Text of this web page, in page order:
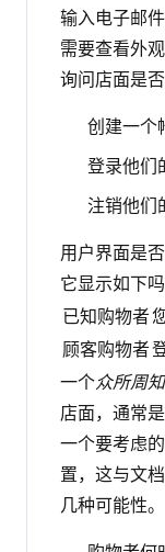
输入电子邮
需要查看外
询问店面是
创建一个
登录他们
注销他们
用户界面是
它显示如下吗
已知购物者
顾客购物者
一个众所周
店面，通常
一个要考虑
置，这与文
几种可能性。